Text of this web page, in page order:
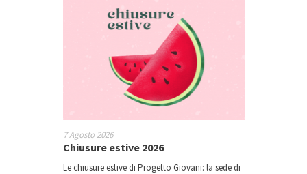
7 Agosto 2026
Chiusure estive 2026
Le chiusure estive di Progetto Giovani: la sede di